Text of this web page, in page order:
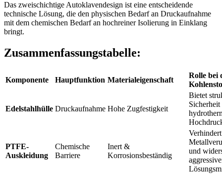
Das zweischichtige Autoklavendesign ist eine entscheidende
technische Lösung, die den physischen Bedarf an Druckaufnahme
mit dem chemischen Bedarf an hochreiner Isolierung in Einklang
bringt.
Zusammenfassungstabelle:
Komponente Hauptfunktion Materialeigenschaft
Rolle bei
Edelstahlhülle Druckaufnahme Hohe Zugfestigkeit
Bietet
PTFE-
Auskleidung
Chemische
Barriere
Inert &
Korrosionsbeständig
Verhindert
und